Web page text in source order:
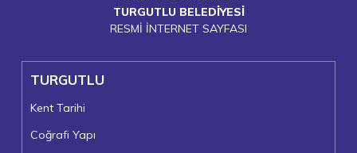
TURGUTLU BELEDİYESİ
RESMİ İNTERNET SAYFASI
TURGUTLU
Kent Tarihi
Coğrafi Yapı